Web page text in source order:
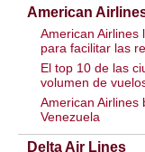
American
American Airlines
para facilitar las
El top 10 de las
volumen de
American Airlines
Venezuela
Delta Air Lines